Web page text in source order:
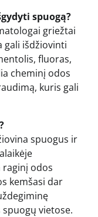
spuogą?
griežtai
gali išdžiovinti
fluoras,
cheminį odos
kuris gali
spuogus ir
odos
kemšasi dar
vietose.